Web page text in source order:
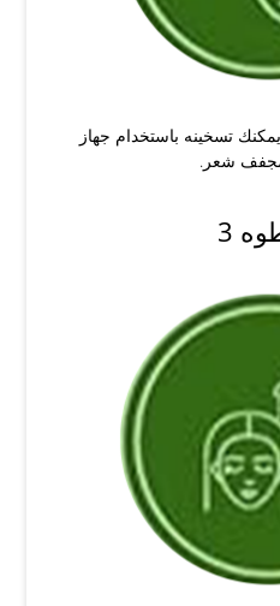
15 دقيقة. يمكنك تسخينه باستخدام جهاز
مجفف شعر.
3